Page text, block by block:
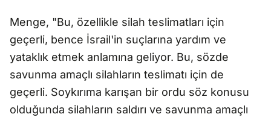
Menge, "Bu, özellikle silah teslimatları için
geçerli, bence İsrail'in suçlarına yardım ve
yataklık etmek anlamına geliyor. Bu, sözde
savunma amaçlı silahların teslimatı için de
geçerli. Soykırıma karışan bir ordu söz konusu
olduğunda silahların saldırı ve savunma amaçlı